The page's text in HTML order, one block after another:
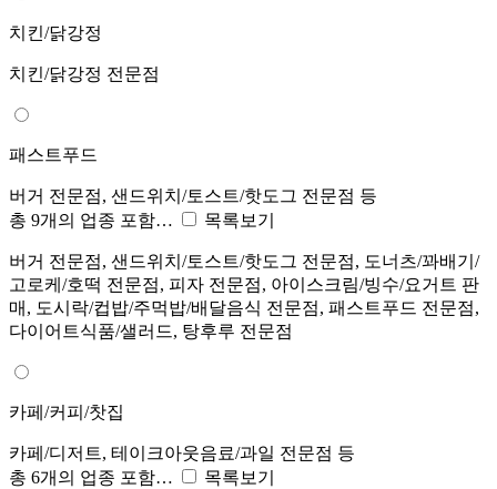
치킨/닭강정
치킨/닭강정 전문점
패스트푸드
버거 전문점, 샌드위치/토스트/핫도그 전문점 등
총 9개의 업종 포함…
목록보기
버거 전문점, 샌드위치/토스트/핫도그 전문점, 도너츠/꽈배기/
고로케/호떡 전문점, 피자 전문점, 아이스크림/빙수/요거트 판
매, 도시락/컵밥/주먹밥/배달음식 전문점, 패스트푸드 전문점,
다이어트식품/샐러드, 탕후루 전문점
카페/커피/찻집
카페/디저트, 테이크아웃음료/과일 전문점 등
총 6개의 업종 포함…
목록보기